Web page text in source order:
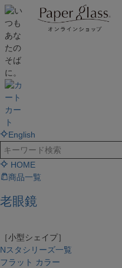
カー
ト
English
HOME
商品一覧
老眼鏡
［小型シェイプ］
Nスタシリーズ一覧
フラット カラー